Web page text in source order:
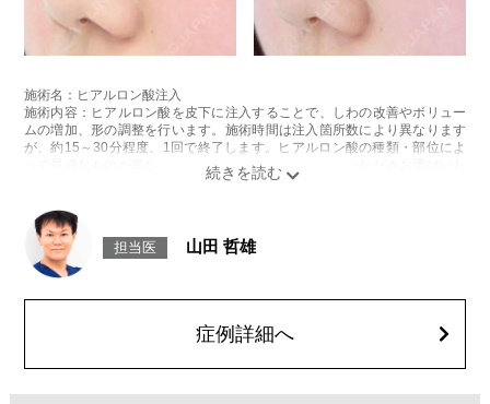
施術名：ヒアルロン酸注入
施術内容：ヒアルロン酸を皮下に注入することで、しわの改善やボリュー
ムの増加、形の調整を行います。施術時間は注入箇所数により異なります
が、約15～30分程度、1回で終了します。ヒアルロン酸の種類・部位によ
って最適なものが異なります。診察時に医師とご相談いただきお選びいた
とがございます。また、稀にアレルギー、細菌感染症、血管閉塞などが生
じることがございます。注入箇所を強く刺激するようなマッサージは1〜2
週間ほどお控えください。
費用：レスチレン 1部位43,800円(税込)～76,800円(税込)
ジュビダームウルトラXC・ジュビダームウルトラ＋XC 1部位98,800円(税
クレヴィエルコントア・クレヴィエルプライム 1部位79,100円(税込)～
ボリューマ 1部位92,300円(税込)～327,800円(税込)
オプション 表面麻酔 3,300円(税込) 笑気麻酔 3,300円(税込)
担当医 山田 哲雄
症例詳細へ